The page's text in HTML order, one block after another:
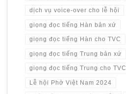
dịch vụ voice-over cho lễ hội
giọng đọc tiếng Hàn bản xứ
giọng đọc tiếng Hàn cho TVC
giọng đọc tiếng Trung bản xứ
giọng đọc tiếng Trung cho TVC
Lễ hội Phở Việt Nam 2024